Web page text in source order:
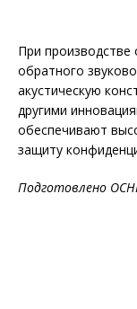
При производстве
обратного
акустическую
другими
обеспечивают
защиту
Подготовлено